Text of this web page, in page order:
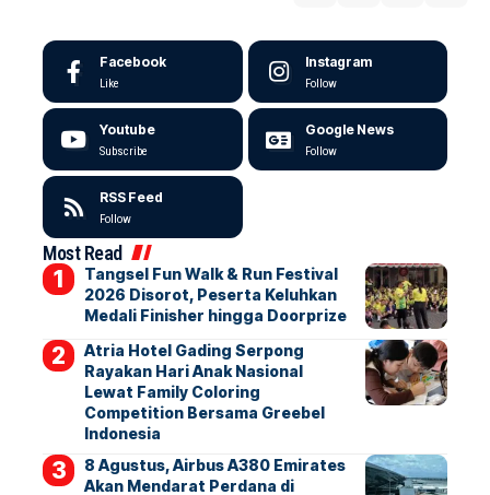
Facebook
Like
Instagram
Follow
Youtube
Subscribe
Google News
Follow
RSS Feed
Follow
Most Read
Tangsel Fun Walk & Run Festival
2026 Disorot, Peserta Keluhkan
Medali Finisher hingga Doorprize
Atria Hotel Gading Serpong
Rayakan Hari Anak Nasional
Lewat Family Coloring
Competition Bersama Greebel
Indonesia
8 Agustus, Airbus A380 Emirates
Akan Mendarat Perdana di